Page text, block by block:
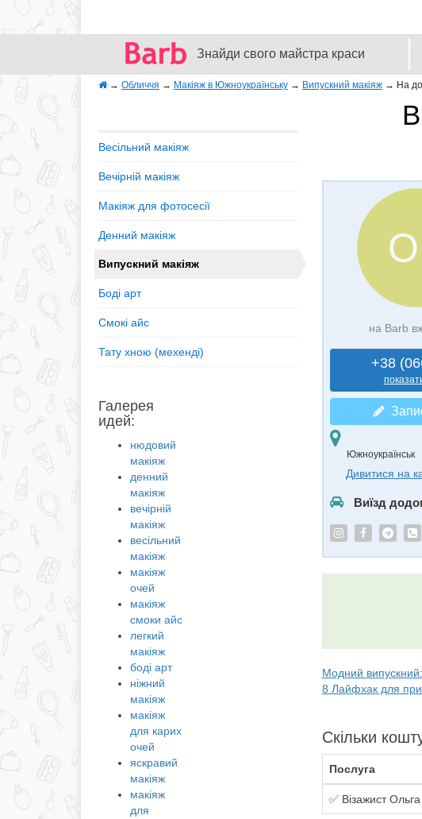
Знайди свого майстра краси
→ Обличчя → Макіяж в Южноукраїнську → Випускний макіяж → На
Весільний макіяж
Вечірній макіяж
Макіяж для фотосесії
Денний макіяж
Випускний макіяж
Боді арт
Смокі айс
Тату хною (мехенді)
Галерея
идей:
нюдовий
макіяж
денний
макіяж
вечірній
макіяж
весільний
макіяж
макіяж
очей
макіяж
смоки айс
легкий
макіяж
боді арт
ніжний
макіяж
макіяж
для карих
очей
яскравий
макіяж
макіяж
для
на Barb
+38
Южноукраїнськ
Дивитися на
Виїзд
Модний випускний:
8 Лайфхак для
Скільки
Послуга
✅ Візажист